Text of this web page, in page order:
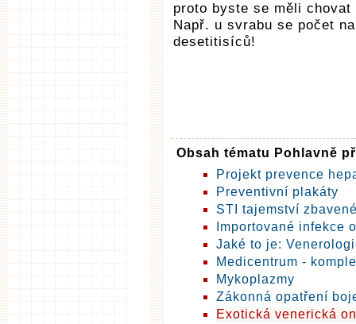
proto byste se měli
Např. u svrabu se počet
desetitisíců!
Obsah tématu Pohlavně
Projekt prevence
Preventivní plakáty
STI tajemství
Importované infekce
Jaké to je:
Medicentrum -
Mykoplazmy
Zákonná opatření
Exotická venerická